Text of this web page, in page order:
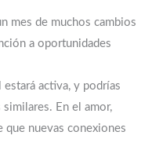
mes de muchos cambios
a oportunidades
activa, y podrías
En el amor,
que nuevas conexiones